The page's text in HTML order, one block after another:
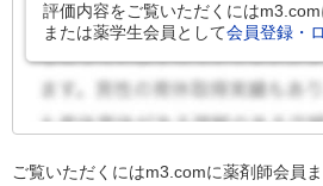
評価内容をご覧いただくには
または薬学生会員として会員登録・
ご覧いただくにはm3.comに薬剤師会員